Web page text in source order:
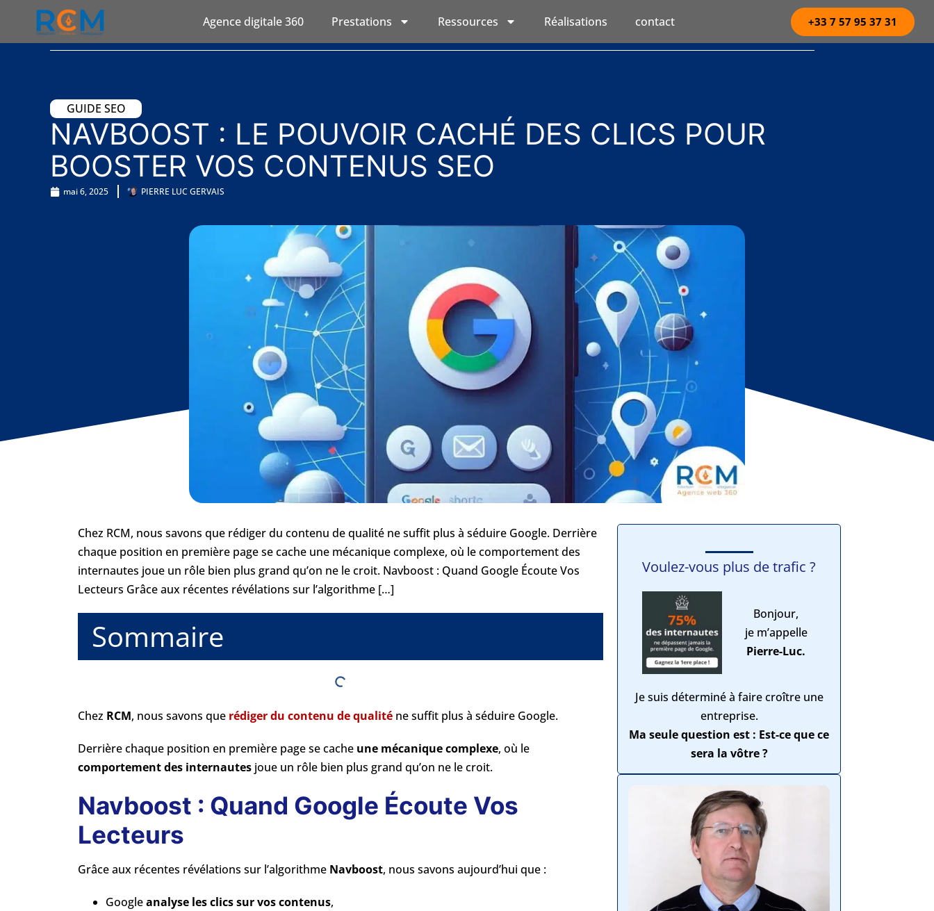
Agence digitale 360 Prestations Ressources Réalisations contact +33 7 57 95 37 31
GUIDE SEO
NAVBOOST : LE POUVOIR CACHÉ DES CLICS POUR
BOOSTER VOS CONTENUS SEO
mai 6, 2025 PIERRE LUC GERVAIS
Chez RCM, nous savons que rédiger du contenu de qualité ne suffit plus à séduire Google. Derrière
chaque position en première page se cache une mécanique complexe, où le comportement des
internautes joue un rôle bien plus grand qu’on ne le croit. Navboost : Quand Google Écoute Vos
Lecteurs Grâce aux récentes révélations sur l’algorithme […]
Sommaire
Chez RCM, nous savons que rédiger du contenu de qualité ne suffit plus à séduire Google.
Derrière chaque position en première page se cache une mécanique complexe, où le
comportement des internautes joue un rôle bien plus grand qu’on ne le croit.
Navboost : Quand Google Écoute Vos
Lecteurs
Grâce aux récentes révélations sur l’algorithme Navboost, nous savons aujourd’hui que :
Googleanalyse les clics sur vos contenus,
Voulez-vous plus de trafic ?
Bonjour,
je m’appelle
Pierre-Luc.
Je suis déterminé à faire croître une
entreprise.
Ma seule question est : Est-ce que ce
sera la vôtre ?